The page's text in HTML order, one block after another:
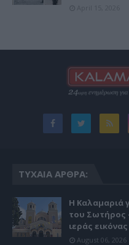
ΤΥΧΑΊΑ ΆΡΘΡΑ:
Η Καλαμαριά
του Σωτήρος
ιεράς εικόνας
August 06, 2026